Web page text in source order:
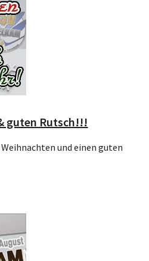
guten Rutsch!!!
und einen guten